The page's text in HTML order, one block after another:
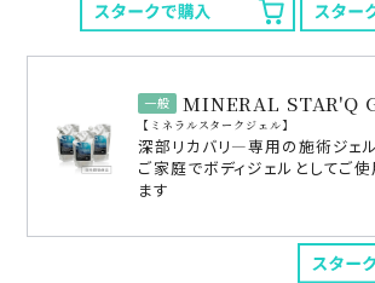
一般 MINERAL STAR'Q
ミネラルスタークジェル
深部リカバリ―専用の施術ジェル
ご家庭でボディジェルとしてご
ます